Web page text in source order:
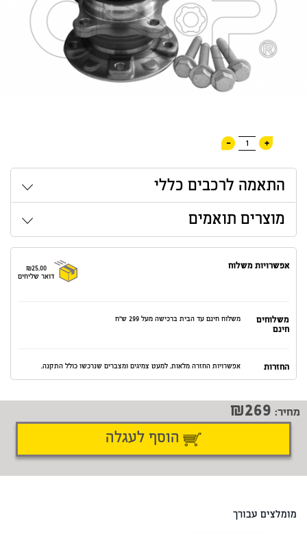
+
1
-
התאמה לרכבים כללי
מוצרים תואמים
אפשרויות משלוח
₪25.00
דואר שליחים
משלוחים
חינם
משלוח חינם עד הבית ברכישה מעל 299 ש"ח
החזרות אפשרויות החזרה מלאות. למעט צמיגים ומצברים שנרכשו כולל התקנה.
שתף דיווח על טעות
מחיר: 269
הוסף לעגלה
מומלצים עבורך